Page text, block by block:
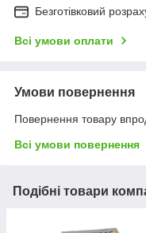
Безготівковий
Всі умови оплати
Умови повернення
Повернення товару
Всі умови повернення
Подібні товари